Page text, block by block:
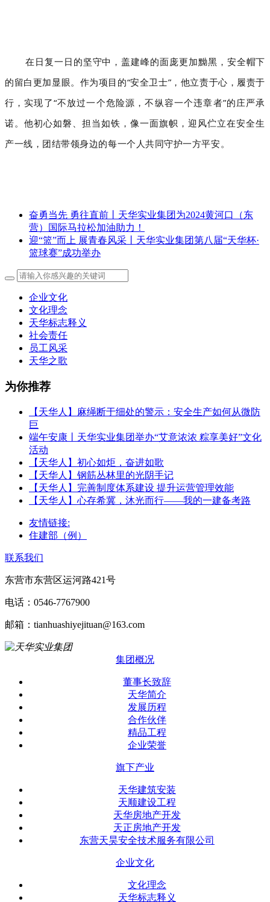
在日复一日的坚守中，盖建峰的面庞更加黝黑，安全帽下
的留白更加显眼。作为项目的“安全卫士”，他立责于心，履责于
行，实现了“不放过一个危险源，不纵容一个违章者”的庄严承
诺。他初心如磐、担当如铁，像一面旗帜，迎风伫立在安全生
产一线，团结带领身边的每一个人共同守护一方平安。
奋勇当先 勇往直前丨天华实业集团为2024黄河口（东
营）国际马拉松加油助力！
迎“篮”而上 展青春风采丨天华实业集团第八届“天华杯·
篮球赛”成功举办
企业文化
文化理念
天华标志释义
社会责任
员工风采
天华之歌
为你推荐
【天华人】麻绳断于细处的警示：安全生产如何从微防
巨
端午安康丨天华实业集团举办“艾意浓浓 粽享美好”文化
活动
【天华人】初心如炬，奋进如歌
【天华人】钢筋丛林里的光阴手记
【天华人】完善制度体系建设 提升运营管理效能
【天华人】心存希冀，沐光而行——我的一建备考路
友情链接:
住建部（例）
联系我们
东营市东营区运河路421号
电话：0546-7767900
邮箱：tianhuashiyejituan@163.com
集团概况
董事长致辞
天华简介
发展历程
合作伙伴
精品工程
企业荣誉
旗下产业
天华建筑安装
天顺建设工程
天华房地产开发
天正房地产开发
东营天昊安全技术服务有限公司
企业文化
文化理念
天华标志释义